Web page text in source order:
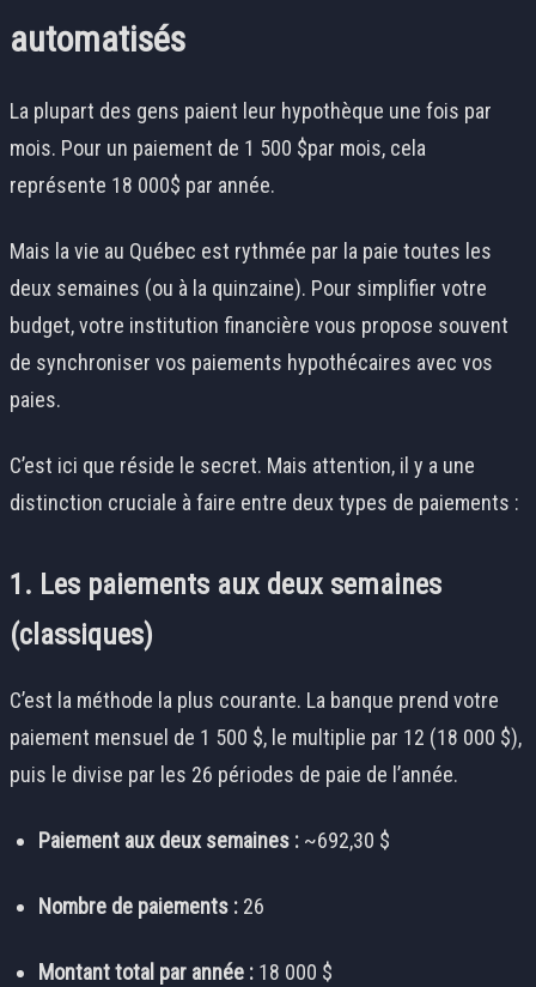
automatisés
La plupart des gens paient leur hypothèque une fois par
mois. Pour un paiement de 1 500 $par mois, cela
représente 18 000$ par année.
Mais la vie au Québec est rythmée par la paie toutes les
deux semaines (ou à la quinzaine). Pour simplifier votre
budget, votre institution financière vous propose souvent
de synchroniser vos paiements hypothécaires avec vos
paies.
C’est ici que réside le secret. Mais attention, il y a une
distinction cruciale à faire entre deux types de paiements :
1. Les paiements aux deux semaines
(classiques)
C’est la méthode la plus courante. La banque prend votre
paiement mensuel de 1 500 $, le multiplie par 12 (18 000 $),
puis le divise par les 26 périodes de paie de l’année.
Paiement aux deux semaines : ~692,30 $
Nombre de paiements : 26
Montant total par année : 18 000 $